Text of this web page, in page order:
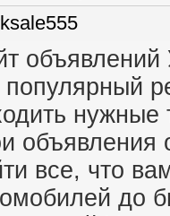
популярный
нужные
объявления
все, что
до